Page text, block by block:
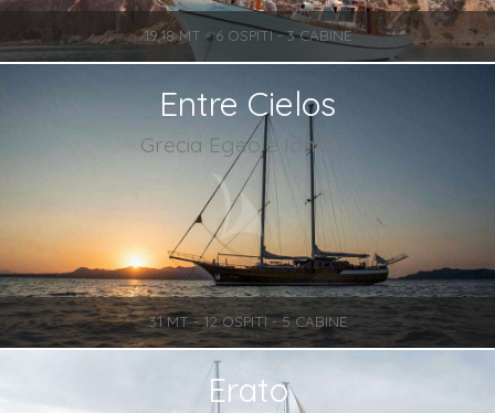
19,18 MT - 6 OSPITI - 3 CABINE
Entre Cielos
Grecia Egeo e Ioniche
31 MT - 12 OSPITI - 5 CABINE
Erato